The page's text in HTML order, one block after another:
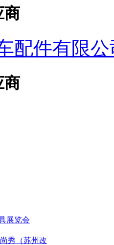
商
配件有限公
商
展览会
秀（苏州改